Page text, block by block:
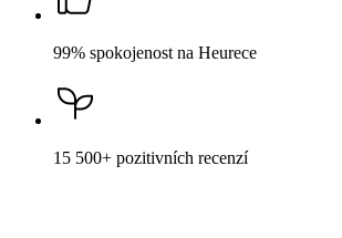
99% spokojenost na Heurece
15 500+ pozitivních recenzí